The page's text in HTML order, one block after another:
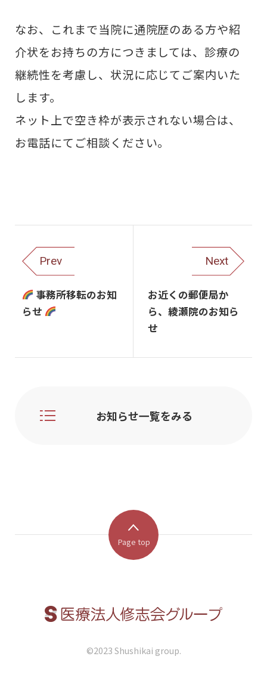
なお、これまで当院に通院歴のある方や紹
介状をお持ちの方につきましては、診療の
継続性を考慮し、状況に応じてご案内いた
します。
ネット上で空き枠が表示されない場合は、
お電話にてご相談ください。
Prev
事務所移転のお知
らせ
Next
お近くの郵便局か
ら、綾瀬院のお知ら
せ
お知らせ一覧をみる
Page top
©︎2023 Shushikai group.